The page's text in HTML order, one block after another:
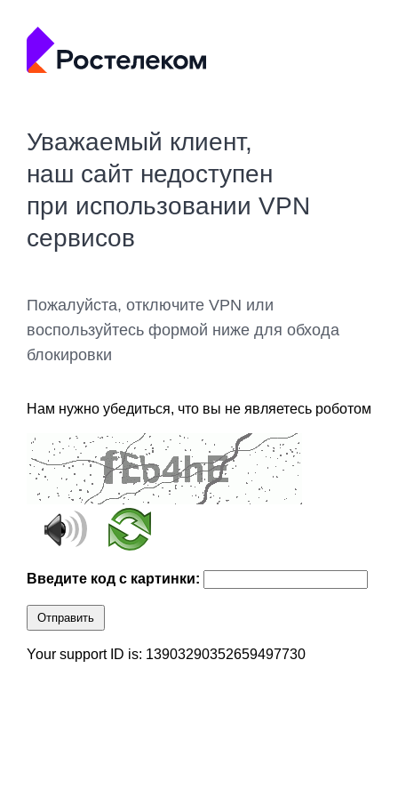
Уважаемый клиент,
наш сайт недоступен
при использовании VPN
сервисов
Пожалуйста, отключите VPN или
воспользуйтесь формой ниже для обхода
блокировки
Нам нужно убедиться, что вы не являетесь роботом
Введите код с картинки:
Отправить
Your support ID is: 13903290352659497730